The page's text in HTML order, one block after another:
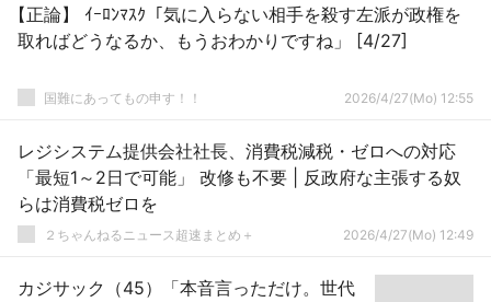
【正論】 ｲｰﾛﾝﾏｽｸ「気に入らない相手を殺す左派が政権を
取ればどうなるか、もうおわかりですね」 [4/27]
国難にあってもの申す！！ 2026/4/27(Mo) 12:55
レジシステム提供会社社長、消費税減税・ゼロへの対応
「最短1～2日で可能」 改修も不要 | 反政府な主張する奴
らは消費税ゼロを
２ちゃんねるニュース超速まとめ＋ 2026/4/27(Mo) 12:49
カジサック（45）「本音言っただけ。世代